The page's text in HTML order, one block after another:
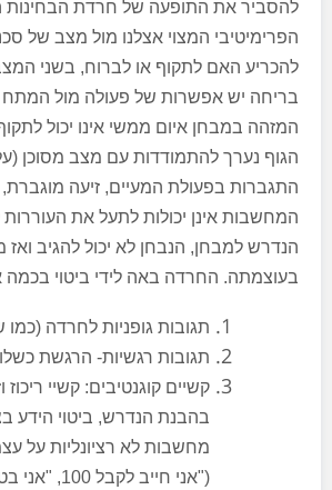
להסביר את התופעה של חרדת הבחינות
הפרימיטיבי המצוי אצלנו מול מצב של
להכריע האם לתקוף או לברוח, בשני
בריחה יש אפשרות של פעולה מול המתח
המזהה במבחן איום ממשי אינו יכול לתקוף
הגוף נערך להתמודדות עם מצב מסוכן
התגברות בפעולת המעיים, זיעה מוגברת,
המחשבות אינן יכולות לתעל את
הנדרש למבחן, הנבחן לא יכול להגיב
בעוצמתה. החרדה באה לידי ביטוי בכמה
תגובות גופניות לחרדה (כמו
תגובות רגשיות- הרגשת
קשיים קוגנטיבים: קשיי ריכוז
בהבנת הנדרש, ביטוי הידע
מחשבות לא רציונליות על
("אני חייב